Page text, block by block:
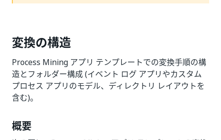
変換の構造
Process Mining アプリ テンプレートでの変換手順の構
造とフォルダー構成 (イベント ログ アプリやカスタム
プロセス アプリのモデル、ディレクトリ レイアウトを
含む)。
概要